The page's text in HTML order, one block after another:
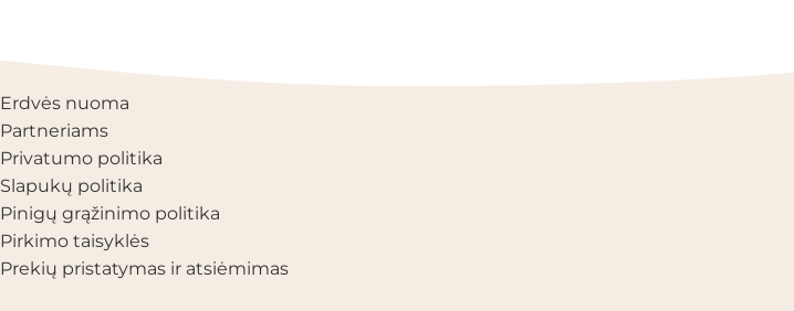
Erdvės nuoma
Partneriams
Privatumo politika
Slapukų politika
Pinigų grąžinimo politika
Pirkimo taisyklės
Prekių pristatymas ir atsiėmimas